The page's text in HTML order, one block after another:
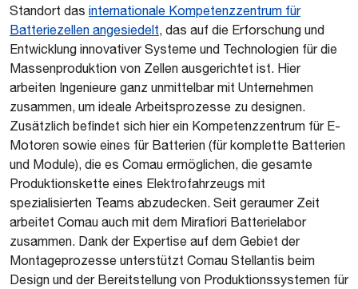
Standort das internationale Kompetenzzentrum für
Batteriezellen angesiedelt, das auf die Erforschung und
Entwicklung innovativer Systeme und Technologien für die
Massenproduktion von Zellen ausgerichtet ist. Hier
arbeiten Ingenieure ganz unmittelbar mit Unternehmen
zusammen, um ideale Arbeitsprozesse zu designen.
Zusätzlich befindet sich hier ein Kompetenzzentrum für E-
Motoren sowie eines für Batterien (für komplette Batterien
und Module), die es Comau ermöglichen, die gesamte
Produktionskette eines Elektrofahrzeugs mit
spezialisierten Teams abzudecken. Seit geraumer Zeit
arbeitet Comau auch mit dem Mirafiori Batterielabor
zusammen. Dank der Expertise auf dem Gebiet der
Montageprozesse unterstützt Comau Stellantis beim
Design und der Bereitstellung von Produktionssystemen für